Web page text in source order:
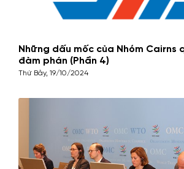
Những dấu mốc của Nhóm Cairns
đàm phán (Phần 4)
Thứ Bảy, 19/10/2024